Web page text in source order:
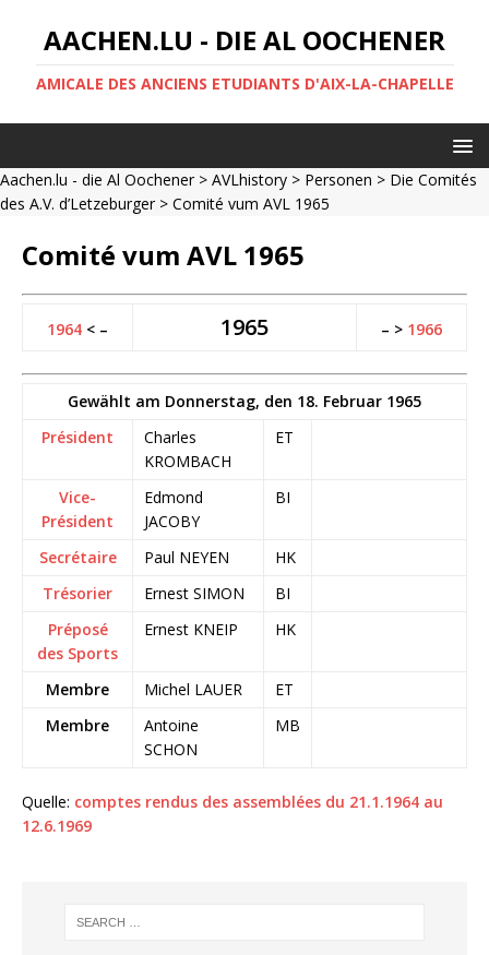
AACHEN.LU - DIE AL OOCHENER
AMICALE DES ANCIENS ETUDIANTS D'AIX-LA-CHAPELLE
Aachen.lu - die Al Oochener> AVLhistory > Personen > Die Comités
des A.V. d’Letzeburger> Comité vum AVL 1965
Comité vum AVL 1965
1964 < – 1965 – > 1966
Gewählt am Donnerstag, den 18. Februar 1965
Président
Charles
KROMBACH
ET
Vice-
Président
Edmond
JACOBY
BI
Secrétaire Paul NEYEN
HK
Trésorier
Ernest SIMON
BI
Préposé
des Sports
Ernest KNEIP HK
Membre Michel LAUER
ET
Membre
Antoine
SCHON
MB
Quelle: comptes rendus des assemblées du 21.1.1964 au
12.6.1969